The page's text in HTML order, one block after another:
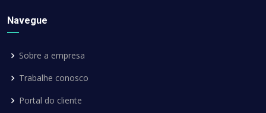
Navegue
Sobre a empresa
Trabalhe conosco
Portal do cliente